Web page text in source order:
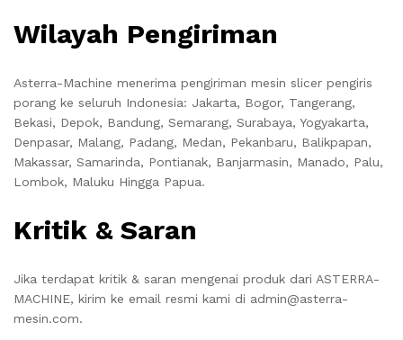
Wilayah Pengiriman
Asterra-Machine menerima pengiriman mesin slicer pengiris
porang ke seluruh Indonesia: Jakarta, Bogor, Tangerang,
Bekasi, Depok, Bandung, Semarang, Surabaya, Yogyakarta,
Denpasar, Malang, Padang, Medan, Pekanbaru, Balikpapan,
Makassar, Samarinda, Pontianak, Banjarmasin, Manado, Palu,
Lombok, Maluku Hingga Papua.
Kritik & Saran
Jika terdapat kritik & saran mengenai produk dari ASTERRA-
MACHINE, kirim ke email resmi kami di admin@asterra-
mesin.com.